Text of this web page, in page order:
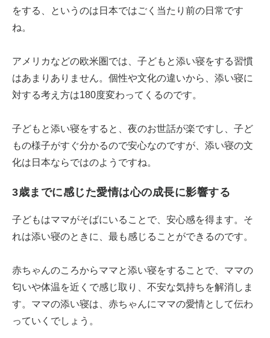
をする、というのは日本ではごく当たり前の日常です
ね。
アメリカなどの欧米圏では、子どもと添い寝をする習慣
はあまりありません。個性や文化の違いから、添い寝に
対する考え方は180度変わってくるのです。
子どもと添い寝をすると、夜のお世話が楽ですし、子ど
もの様子がすぐ分かるので安心なのですが、添い寝の文
化は日本ならではのようですね。
3歳までに感じた愛情は心の成長に影響する
子どもはママがそばにいることで、安心感を得ます。そ
れは添い寝のときに、最も感じることができるのです。
赤ちゃんのころからママと添い寝をすることで、ママの
匂いや体温を近くで感じ取り、不安な気持ちを解消しま
す。ママの添い寝は、赤ちゃんにママの愛情として伝わ
っていくでしょう。